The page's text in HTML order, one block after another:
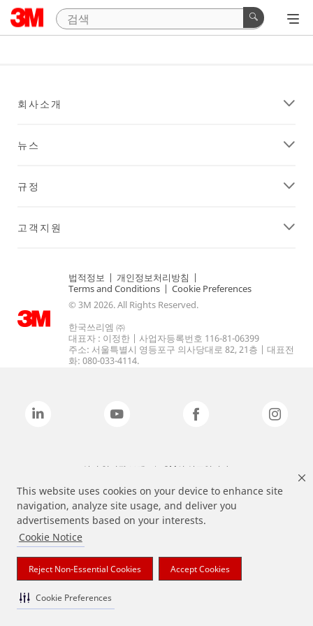
This website uses cookies on your device to enhance site
navigation, analyze site usage, and deliver you
advertisements based on your interests.
Cookie Notice
Reject Non-Essential Cookies Accept Cookies
Cookie Preferences
회사소개
뉴스
규정
고객지원
법적정보 | 개인정보처리방침 |
Terms and Conditions | Cookie Preferences
© 3M 2026. All Rights Reserved.
한국쓰리엠 ㈜
대표자 : 이정한 | 사업자등록번호 116-81-06399
주소: 서울특별시 영등포구 의사당대로 82, 21층 | 대표전
화: 080-033-4114.
상기 열거된 브랜드는 3M의 상표입니다.